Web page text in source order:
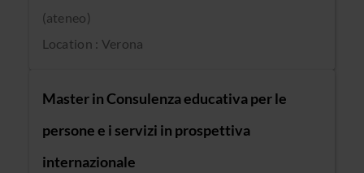
(ateneo)
Location : Verona
Master in Consulenza educativa per le
persone e i servizi in prospettiva
internazionale